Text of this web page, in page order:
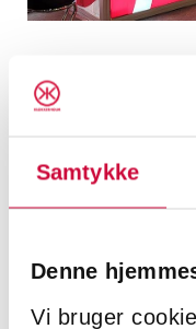
Samtykke
Denne
Vi bruger
customers and
participates in the
Center, Ørbækvej